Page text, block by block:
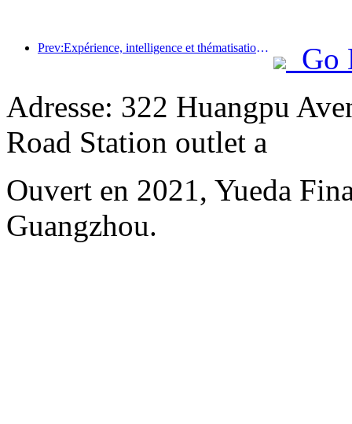
Prev:Expérience, intelligence et thématisation sont les solutions pour les hôtels de la nouvelle ère
Go
Adresse: 322 Huangpu
Road Station outlet a
Ouvert en 2021, Yueda
Guangzhou.